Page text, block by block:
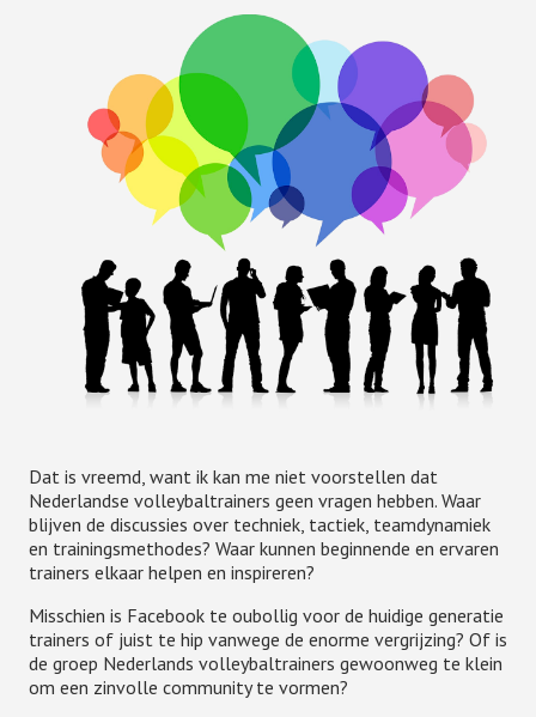
Dat is vreemd, want ik kan me niet voorstellen dat
Nederlandse volleybaltrainers geen vragen hebben. Waar
blijven de discussies over techniek, tactiek, teamdynamiek
en trainingsmethodes? Waar kunnen beginnende en ervaren
trainers elkaar helpen en inspireren?
Misschien is Facebook te oubollig voor de huidige generatie
trainers of juist te hip vanwege de enorme vergrijzing? Of is
de groep Nederlands volleybaltrainers gewoonweg te klein
om een zinvolle community te vormen?